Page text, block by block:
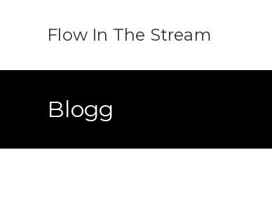
Flow In The Stream
Blogg